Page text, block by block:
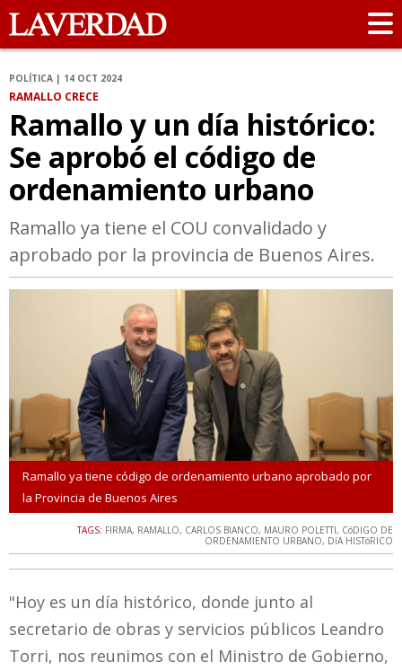
POLÍTICA | 14 OCT 2024
RAMALLO CRECE
Ramallo y un día histórico:
Se aprobó el código de
ordenamiento urbano
Ramallo ya tiene el COU convalidado y
aprobado por la provincia de Buenos Aires.
Ramallo ya tiene código de ordenamiento urbano aprobado por
la Provincia de Buenos Aires
TAGS: FIRMA, RAMALLO, CARLOS BIANCO, MAURO POLETTI, CóDIGO DE
ORDENAMIENTO URBANO, DíA HISTóRICO
"Hoy es un día histórico, donde junto al
secretario de obras y servicios públicos Leandro
Torri, nos reunimos con el Ministro de Gobierno,